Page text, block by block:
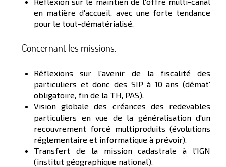
en matière d'accueil, avec une forte tendance
pour le tout-dématérialisé.
Concernant les missions.
Réflexions sur l'avenir de la fiscalité des
particuliers et donc des SIP à 10 ans (démat'
obligatoire, fin de la TH, PAS).
Vision globale des créances des redevables
particuliers en vue de la généralisation d'un
recouvrement forcé multiproduits (évolutions
réglementaire et informatique à prévoir).
Transfert de la mission cadastrale à l'IGN
(institut géographique national).